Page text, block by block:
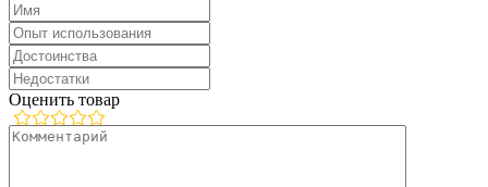
Оценить товар